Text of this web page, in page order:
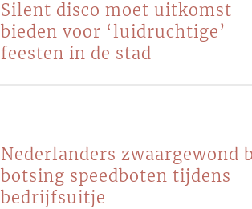
Silent disco moet uitkomst
bieden voor ‘luidruchtige’
feesten in de stad
Nederlanders zwaargewond
botsing speedboten tijdens
bedrijfsuitje